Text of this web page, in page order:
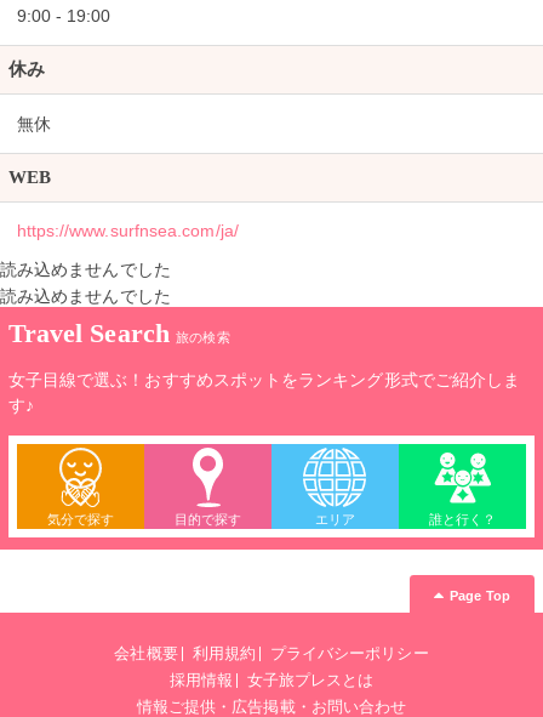
9:00 - 19:00
休み
無休
WEB
https://www.surfnsea.com/ja/
読み込めませんでした
読み込めませんでした
Travel Search 旅の検索
女子目線で選ぶ！おすすめスポットをランキング形式でご紹介しま
す♪
気分で探す 目的で探す エリア 誰と行く？
Page Top
会社概要 利用規約
プライバシーポリシー
採用情報
女子旅プレスとは
情報ご提供・広告掲載・お問い合わせ